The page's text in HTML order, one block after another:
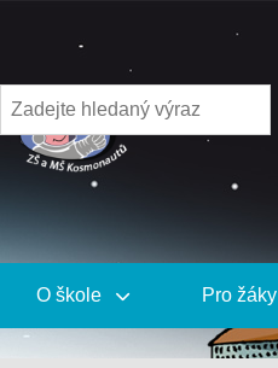
O škole Pro žáky